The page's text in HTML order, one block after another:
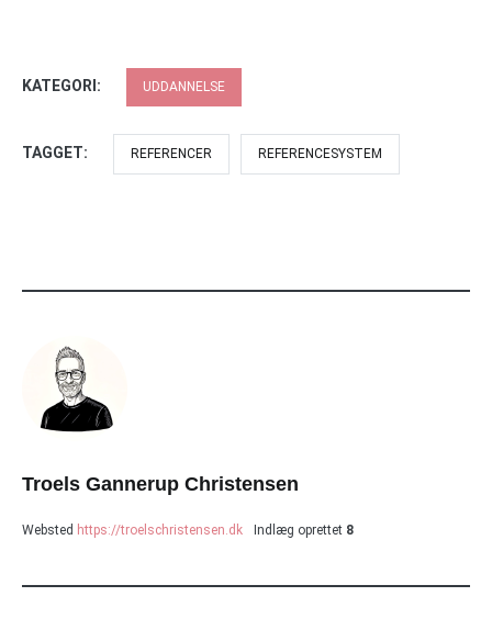
KATEGORI: UDDANNELSE
TAGGET: REFERENCER REFERENCESYSTEM
Troels Gannerup Christensen
Websted https://troelschristensen.dk Indlæg oprettet 8